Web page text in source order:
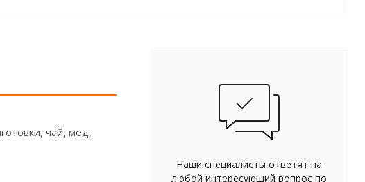
чай, мед,
Наши специалисты ответят на
любой интересующий вопрос по